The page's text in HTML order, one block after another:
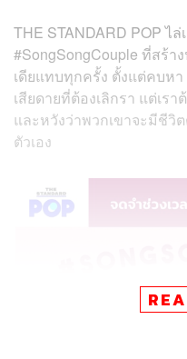
THE STANDARD POP ไ
#SongSongCouple ที่สร้
เดียแทบทุกครั้ง ตั้งแต่คบห
เสียดายที่ต้องเลิกรา แต่เร
และหวังว่าพวกเขาจะมีชีวิ
ตัวเอง